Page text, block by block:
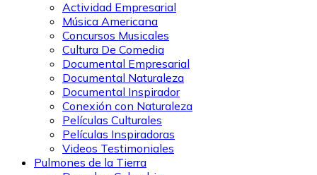
Actividad Empresarial
Música Americana
Concursos Musicales
Cultura De Comedia
Documental Empresarial
Documental Naturaleza
Documental Inspirador
Conexión con Naturaleza
Películas Culturales
Películas Inspiradoras
Videos Testimoniales
Pulmones de la Tierra